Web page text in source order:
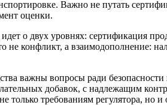
Важно не путать
оценки.
о двух уровнях: сертификация
не конфликт, а взаимодополнение:
важны вопросы ради
добавок, с надлежащим
не только требованиям регулятора,